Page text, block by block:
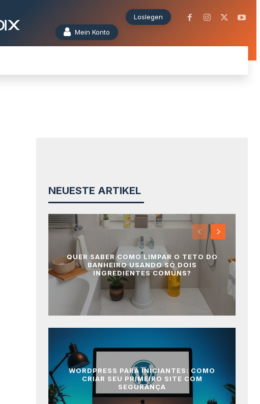
Mein Konto
Loslegen
MEHR
NEUESTE ARTIKEL
QUER SABER COMO LIMPAR O TETO DO
BANHEIRO USANDO SÓ DOIS
INGREDIENTES COMUNS?
WORDPRESS PARA INICIANTES: COMO
CRIAR SEU PRIMEIRO SITE COM
SEGURANÇA